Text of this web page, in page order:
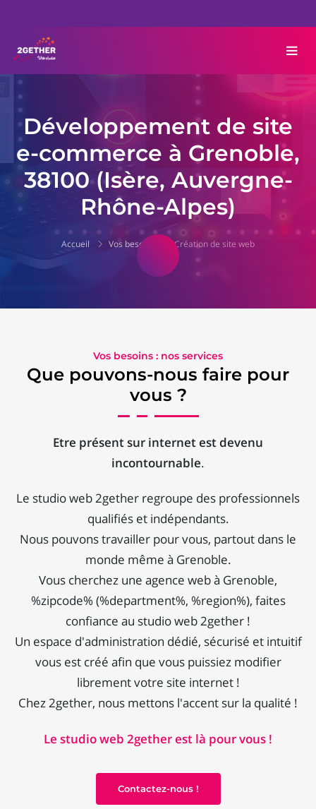
Développement de site
e-commerce à Grenoble,
38100 (Isère, Auvergne-
Rhône-Alpes)
Accueil Vos besoins Création de site web
Vos besoins : nos services
Que pouvons-nous faire pour
vous ?
Etre présent sur internet est devenu
incontournable.
Le studio web 2gether regroupe des professionnels
qualifiés et indépendants.
Nous pouvons travailler pour vous, partout dans le
monde même à Grenoble.
Vous cherchez une agence web à Grenoble,
%zipcode% (%department%, %region%), faites
confiance au studio web 2gether !
Un espace d'administration dédié, sécurisé et intuitif
vous est créé afin que vous puissiez modifier
librement votre site internet !
Chez 2gether, nous mettons l'accent sur la qualité !
Le studio web 2gether est là pour vous !
Contactez-nous !